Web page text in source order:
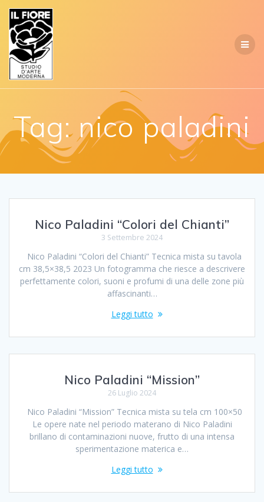
Tag:nico paladini
Nico Paladini “Colori del Chianti”
3 Settembre 2024
Nico Paladini “Colori del Chianti” Tecnica mista su tavola
cm 38,5×38,5 2023 Un fotogramma che riesce a descrivere
perfettamente colori, suoni e profumi di una delle zone più
affascinanti…
Leggi tutto
Nico Paladini “Mission”
26 Luglio 2024
Nico Paladini “Mission” Tecnica mista su tela cm 100×50
Le opere nate nel periodo materano di Nico Paladini
brillano di contaminazioni nuove, frutto di una intensa
sperimentazione materica e…
Leggi tutto